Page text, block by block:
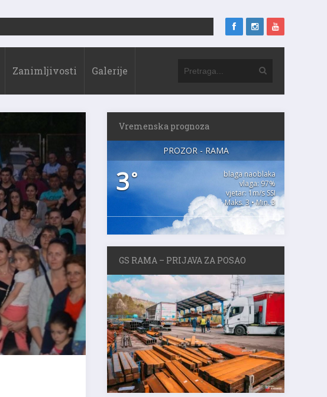
Zanimljivosti Galerije
Vremenska prognoza
PROZOR - RAMA
3°
blaga naoblaka
vlaga: 97%
vjetar: 1m/s SSI
Maks. 3 • Min. 3
GS RAMA – PRIJAVA ZA POSAO